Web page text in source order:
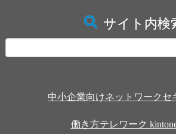
サイト内検
索:
中小企業向けネットワークセ
働き方テレワーク